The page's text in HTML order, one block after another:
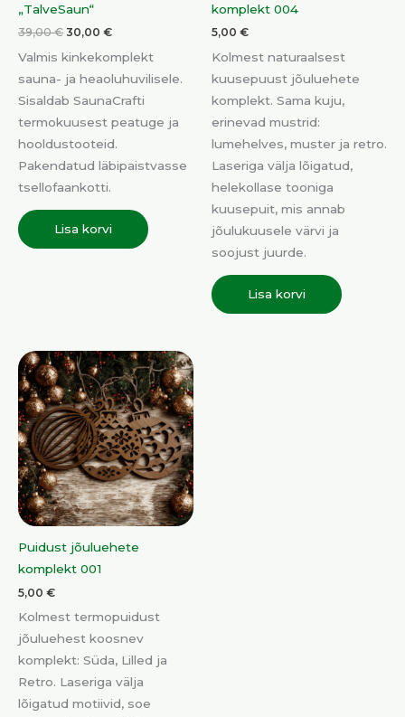
„TalveSaun“
39,00€ 30,00 €
Valmis kinkekomplekt
sauna- ja heaoluhuvilisele.
Sisaldab SaunaCrafti
termokuusest peatuge ja
hooldustooteid.
Pakendatud läbipaistvasse
tsellofaankotti.
Lisa korvi
komplekt 004
5,00 €
Kolmest naturaalsest
kuusepuust jõuluehete
komplekt. Sama kuju,
erinevad mustrid:
lumehelves, muster ja retro.
Laseriga välja lõigatud,
helekollase tooniga
kuusepuit, mis annab
jõulukuusele värvi ja
soojust juurde.
Lisa korvi
Puidust jõuluehete
komplekt 001
5,00 €
Kolmest termopuidust
jõuluehest koosnev
komplekt: Süda, Lilled ja
Retro. Laseriga välja
lõigatud motiivid, soe